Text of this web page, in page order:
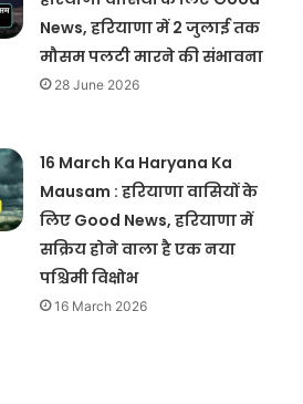
News, हरियाणा में 2 जुलाई तक
मौसम पलटी मारने की संभावना
28 June 2026
16 March Ka Haryana Ka
Mausam : हरियाणा वासियों के
लिए Good News, हरियाणा में
सक्रिय होने वाला है एक नया
पश्चिमी विक्षोभ
16 March 2026